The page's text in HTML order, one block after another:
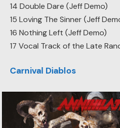
14 Double Dare (Jeff Demo)
15 Loving The Sinner (Jeff
16 Nothing Left (Jeff Demo)
17 Vocal Track of the Late
Carnival Diablos